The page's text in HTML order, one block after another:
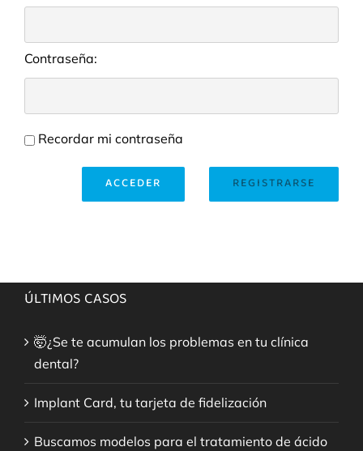
Contraseña:
Recordar mi contraseña
REGISTRARSE
ACCEDER
ÚLTIMOS CASOS
🤯¿Se te acumulan los problemas en tu clínica
dental?
Implant Card, tu tarjeta de fidelización
Buscamos modelos para el tratamiento de ácido